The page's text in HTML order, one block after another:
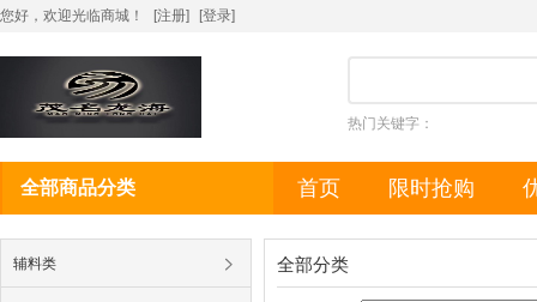
您好，欢迎光临商城！ [注册] [登录]
热门关键字：
全部商品分类 首页 限时抢购
辅料类 全部分类